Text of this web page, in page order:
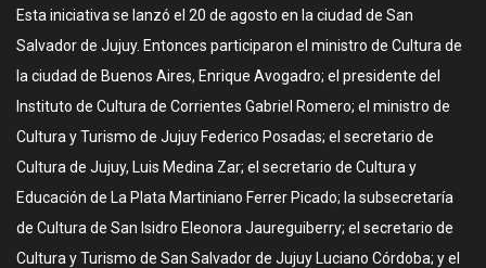
Esta iniciativa se lanzó el 20 de agosto en la ciudad de San
Salvador de Jujuy. Entonces participaron el ministro de Cultura de
la ciudad de Buenos Aires, Enrique Avogadro; el presidente del
Instituto de Cultura de Corrientes Gabriel Romero; el ministro de
Cultura y Turismo de Jujuy Federico Posadas; el secretario de
Cultura de Jujuy, Luis Medina Zar; el secretario de Cultura y
Educación de La Plata Martiniano Ferrer Picado; la subsecretaría
de Cultura de San Isidro Eleonora Jaureguiberry; el secretario de
Cultura y Turismo de San Salvador de Jujuy Luciano Córdoba; y el